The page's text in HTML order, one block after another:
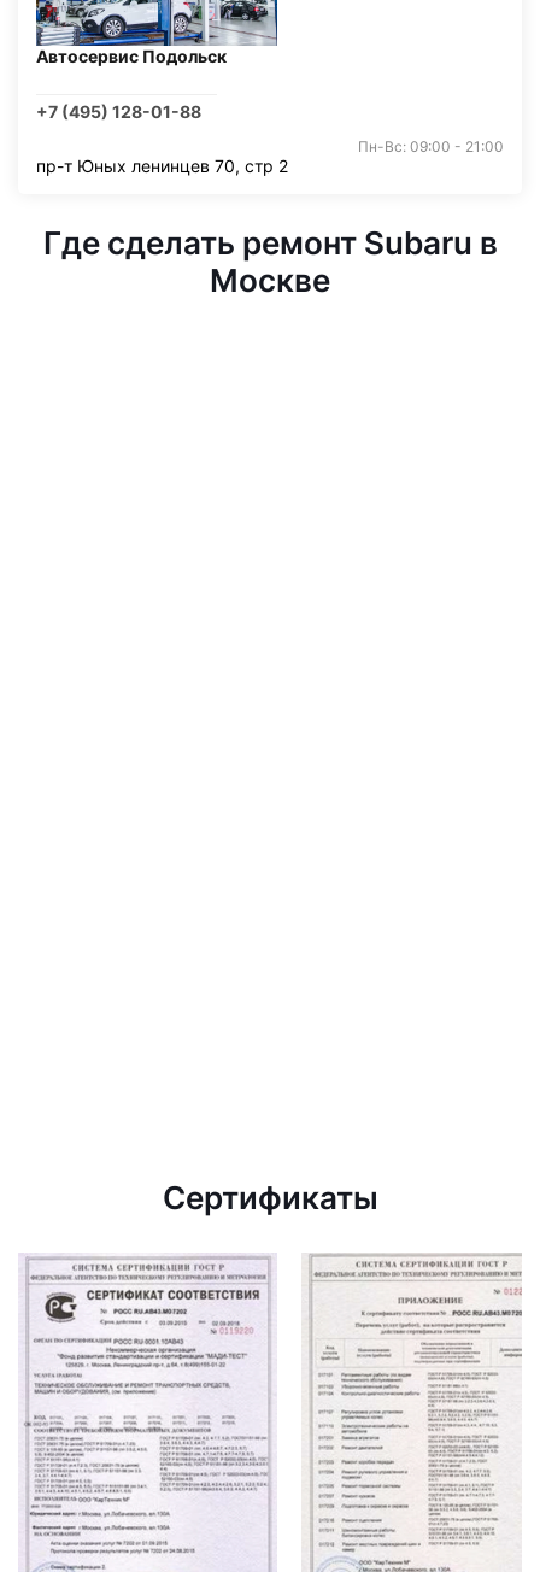
Автосервис Подольск
+7 (495) 128-01-88
Пн-Вс: 09:00 - 21:00
пр-т Юных ленинцев 70, стр 2
Где сделать ремонт Subaru в
Москве
Сертификаты